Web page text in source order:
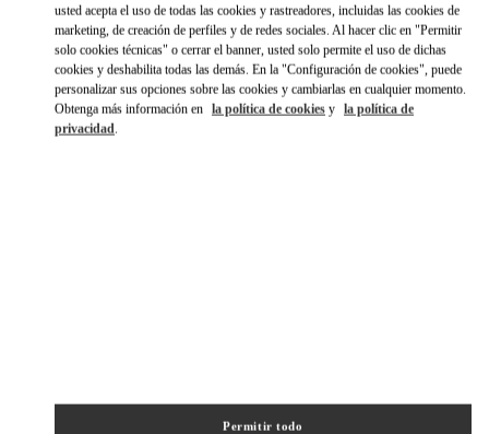
usted acepta el uso de todas las cookies y rastreadores, incluidas las cookies de
marketing, de creación de perfiles y de redes sociales. Al hacer clic en "Permitir
solo cookies técnicas" o cerrar el banner, usted solo permite el uso de dichas
cookies y deshabilita todas las demás. En la "Configuración de cookies", puede
personalizar sus opciones sobre las cookies y cambiarlas en cualquier momento.
Obtenga más información en la política de cookies y la política de
privacidad.
Permitir todo